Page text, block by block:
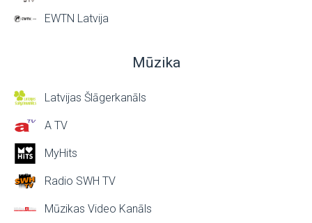
EWTN Latvija
Mūzika
Latvijas Šlāgerkanāls
A TV
MyHits
Radio SWH TV
Mūzikas Video Kanāls